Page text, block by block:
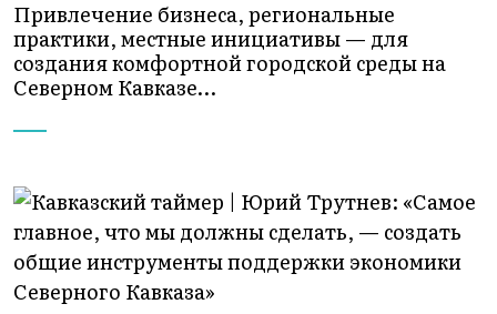
Привлечение бизнеса, региональные
практики, местные инициативы — для
создания комфортной городской среды на
Северном Кавказе…